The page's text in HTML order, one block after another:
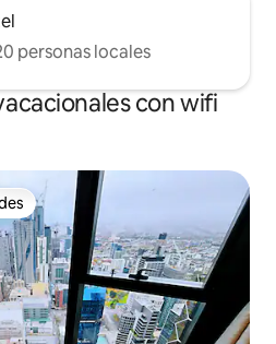
personas locales
con wifi
preferido